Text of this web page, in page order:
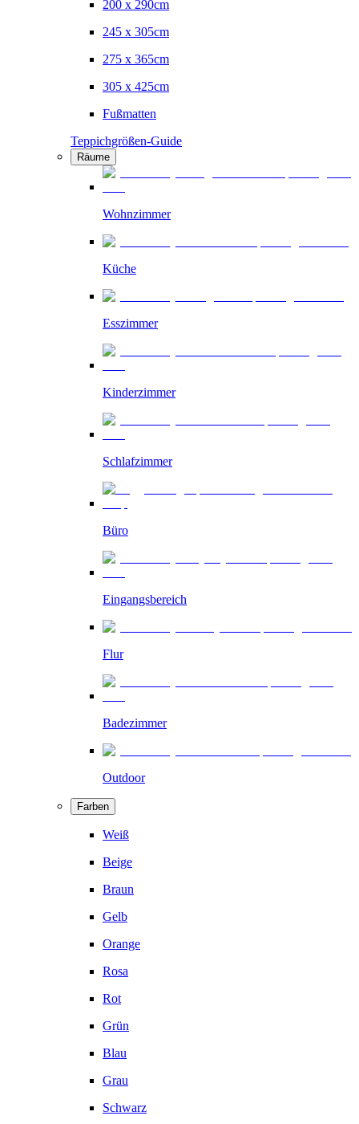
200 x 290cm
245 x 305cm
275 x 365cm
305 x 425cm
Fußmatten
Teppichgrößen-Guide
Räume
Wohnzimmer
Küche
Esszimmer
Kinderzimmer
Schlafzimmer
Büro
Eingangsbereich
Flur
Badezimmer
Outdoor
Farben
Weiß
Beige
Braun
Gelb
Orange
Rosa
Rot
Grün
Blau
Grau
Schwarz